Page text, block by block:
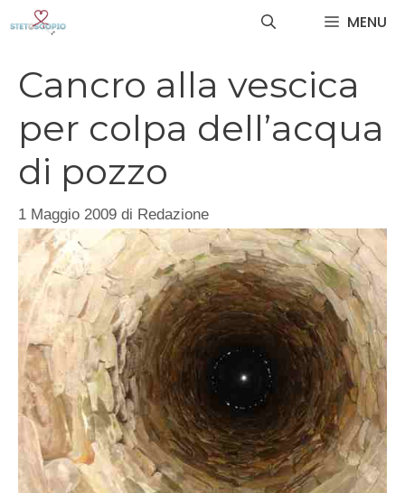
MENU
Cancro alla vescica
per colpa dell’acqua
di pozzo
1 Maggio 2009 di Redazione